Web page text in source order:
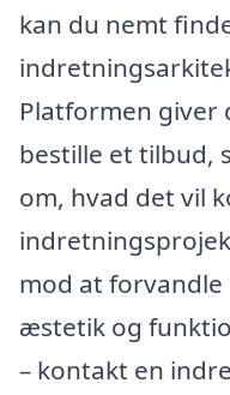
kan du nemt
Platformen giver
bestille et tilbud,
om, hvad det vil
mod at
æstetik og
– kontakt en